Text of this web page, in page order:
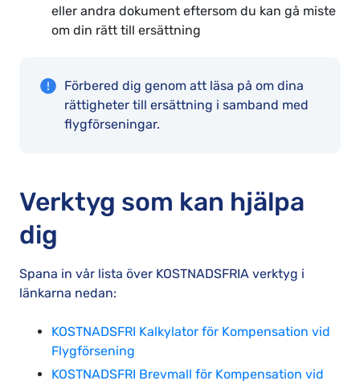
eller andra dokument eftersom du kan gå miste
om din rätt till ersättning
Förbered dig genom att läsa på om dina
rättigheter till ersättning i samband med
flygförseningar.
Verktyg som kan hjälpa
dig
Spana in vår lista över KOSTNADSFRIA verktyg i
länkarna nedan:
KOSTNADSFRI Kalkylator för Kompensation vid
Flygförsening
KOSTNADSFRI Brevmall för Kompensation vid